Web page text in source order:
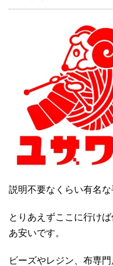
説明不要なくらい有名な
とりあえずここに行け
あ安いです。
ビーズやレジン、布専